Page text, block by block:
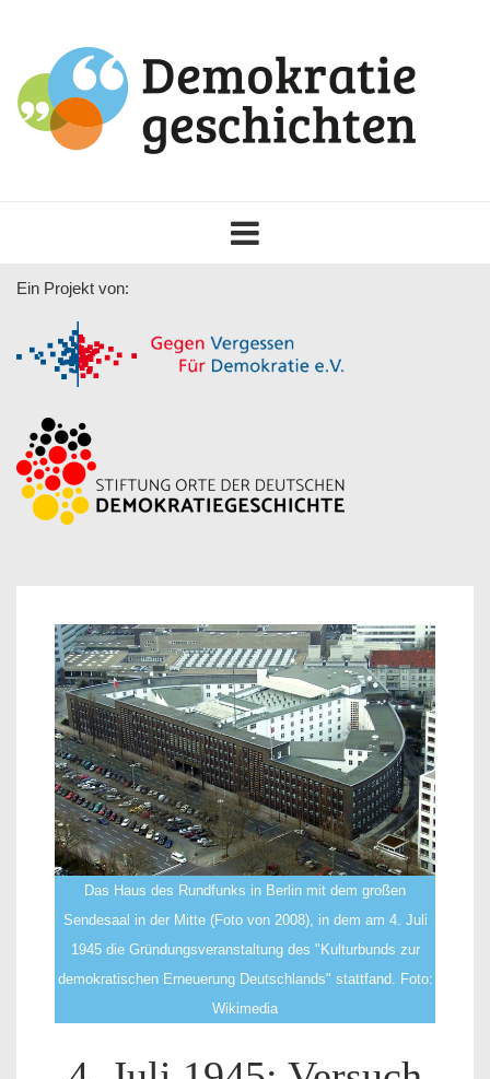
navigation
Ein Projekt von:
Das Haus des Rundfunks in Berlin mit dem großen
Sendesaal in der Mitte (Foto von 2008), in dem am 4. Juli
1945 die Gründungsveranstaltung des "Kulturbunds zur
demokratischen Erneuerung Deutschlands" stattfand. Foto:
Wikimedia